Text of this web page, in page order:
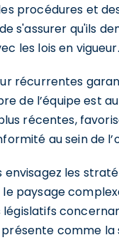
procédures et
s'assurer qu'ils
les lois en vigueur.
récurrentes
de l’équipe est
récentes,
au sein de
envisagez les
le paysage
comme la